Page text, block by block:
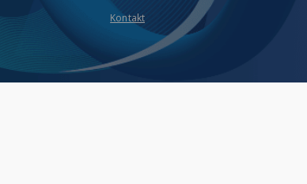
Kontakt